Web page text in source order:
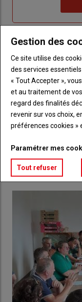
de
passe"
me
Sous-
titre
TITRE
BodyChoisissez
compte pour
Lien
LES PLUS LUS
Gestion des
Ce site utilise des
des services
« Tout Accepter »,
et au traitement de
regard des finalités
revenir sur vos choix,
préférences cookies »
Paramétrer mes
Tout refuser